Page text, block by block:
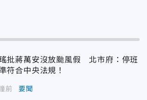
批蔣萬安沒放颱風假 北市府：停班
符合中央法規！
前 要聞